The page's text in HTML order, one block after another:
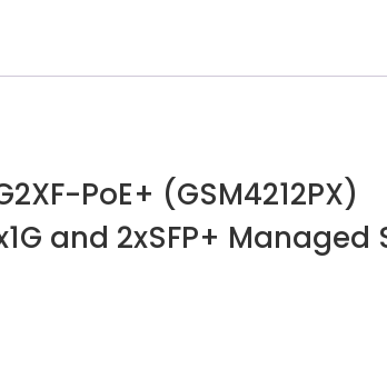
PoE+ (GSM4212PX)
and 2xSFP+ Managed